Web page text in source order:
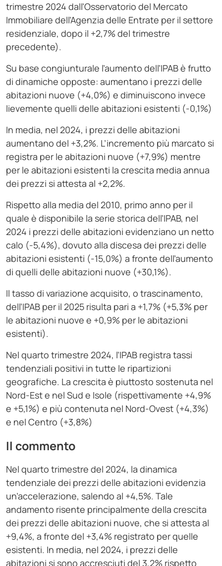
trimestre 2024 dall’Osservatorio del Mercato
Immobiliare dell’Agenzia delle Entrate per il settore
residenziale, dopo il +2,7% del trimestre
precedente).
Su base congiunturale l’aumento dell’IPAB è frutto
di dinamiche opposte: aumentano i prezzi delle
abitazioni nuove (+4,0%) e diminuiscono invece
lievemente quelli delle abitazioni esistenti (-0,1%)
In media, nel 2024, i prezzi delle abitazioni
aumentano del +3,2%. L’incremento più marcato si
registra per le abitazioni nuove (+7,9%) mentre
per le abitazioni esistenti la crescita media annua
dei prezzi si attesta al +2,2%.
Rispetto alla media del 2010, primo anno per il
quale è disponibile la serie storica dell’IPAB, nel
2024 i prezzi delle abitazioni evidenziano un netto
calo (-5,4%), dovuto alla discesa dei prezzi delle
abitazioni esistenti (-15,0%) a fronte dell’aumento
di quelli delle abitazioni nuove (+30,1%).
Il tasso di variazione acquisito, o trascinamento,
dell’IPAB per il 2025 risulta pari a +1,7% (+5,3% per
le abitazioni nuove e +0,9% per le abitazioni
esistenti).
Nel quarto trimestre 2024, l’IPAB registra tassi
tendenziali positivi in tutte le ripartizioni
geografiche. La crescita è piuttosto sostenuta nel
Nord-Est e nel Sud e Isole (rispettivamente +4,9%
e +5,1%) e più contenuta nel Nord-Ovest (+4,3%)
e nel Centro (+3,8%)
Il commento
Nel quarto trimestre del 2024, la dinamica
tendenziale dei prezzi delle abitazioni evidenzia
un’accelerazione, salendo al +4,5%. Tale
andamento risente principalmente della crescita
dei prezzi delle abitazioni nuove, che si attesta al
+9,4%, a fronte del +3,4% registrato per quelle
esistenti. In media, nel 2024, i prezzi delle
abitazioni si sono accresciuti del 3,2% rispetto